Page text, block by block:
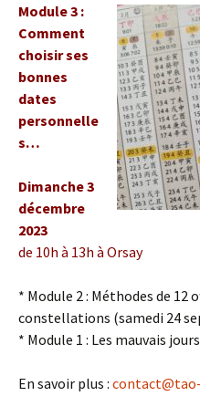
Module 3 :
Comment
choisir ses
bonnes
dates
personnelle
s…
Dimanche 3
décembre
2023
de 10h à 13h à Orsay
* Module 2 : Méthodes de 12
constellations (samedi 24
* Module 1 : Les mauvais
En savoir plus :